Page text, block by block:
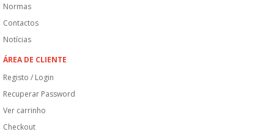
Normas
Contactos
Notícias
ÁREA DE CLIENTE
Registo / Login
Recuperar Password
Ver carrinho
Checkout